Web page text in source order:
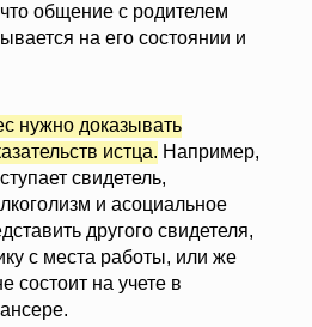
общение с родителем
на его состоянии и
нужно доказывать
истца. Например,
свидетель,
и асоциальное
другого свидетеля,
с места работы, или же
состоит на учете в